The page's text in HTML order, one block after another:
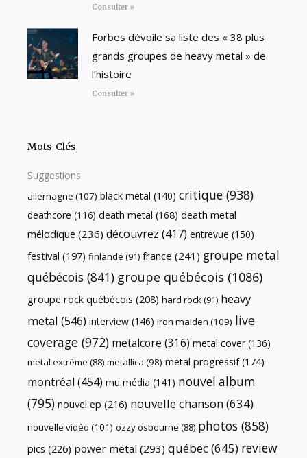
Consulter »
Forbes dévoile sa liste des « 38 plus
grands groupes de heavy metal » de
l’histoire
Consulter »
Mots-Clés
Suggestions
allemagne (107) black metal (140) critique (938)
deathcore (116) death metal (168) death metal
mélodique (236) découvrez (417) entrevue (150)
festival (197) finlande (91) france (241) groupe metal
québécois (841) groupe québécois (1086)
groupe rock québécois (208) hard rock(91) heavy
metal (546) interview (146) iron maiden (109) live
coverage (972) metalcore (316) metal cover (136)
metal extrême (88) metallica (98) metal progressif(174)
montréal (454) mu média (141) nouvel album
(795) nouvel ep (216) nouvelle chanson(634)
nouvelle vidéo (101) ozzy osbourne (88) photos (858)
pics (226) power metal (293) québec(645) review